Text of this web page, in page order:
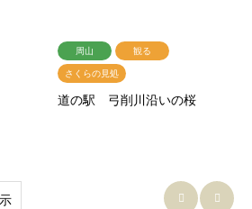
周山
観る
さくらの見処
道の駅 弓削川沿いの桜
 